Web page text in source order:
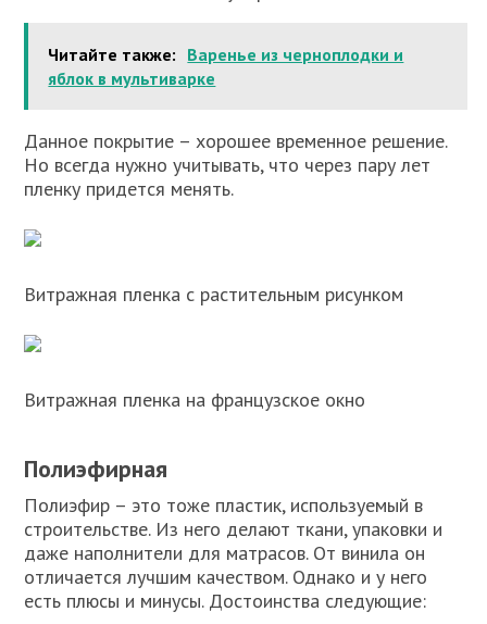
Читайте также: Варенье из черноплодки и
яблок в мультиварке
Данное покрытие – хорошее временное решение.
Но всегда нужно учитывать, что через пару лет
пленку придется менять.
Витражная пленка с растительным рисунком
Витражная пленка на французское окно
Полиэфирная
Полиэфир – это тоже пластик, используемый в
строительстве. Из него делают ткани, упаковки и
даже наполнители для матрасов. От винила он
отличается лучшим качеством. Однако и у него
есть плюсы и минусы. Достоинства следующие: